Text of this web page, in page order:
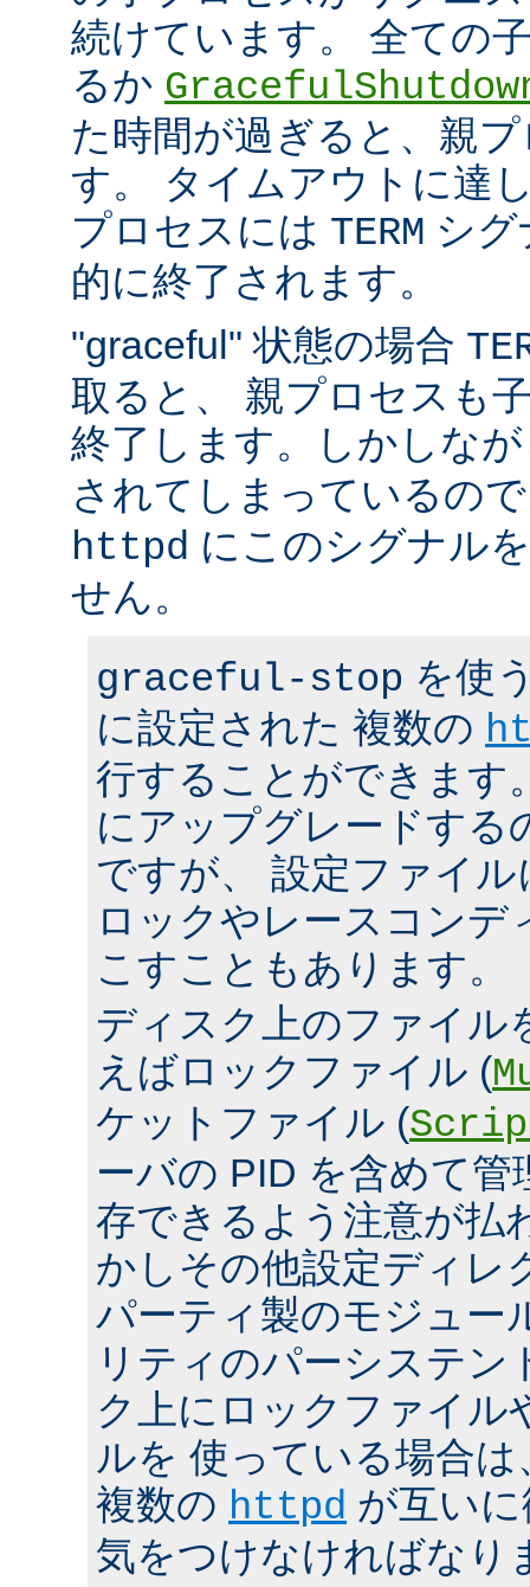
続けています。 全ての
るか
た時間が過ぎると、親
す。 タイムアウトに達
プロセスには TERM シ
的に終了されます。
"graceful" 状態の場合
取ると、 親プロセスも
終了します。しかしな
されてしまっているの
httpd にこのシグナル
せん。
graceful-stop を使
に設定された 複数の
行することができます
にアップグレードする
ですが、 設定ファイ
ロックやレースコンデ
こすこともあります。
ディスク上のファイル
えばロックファイル (
ケットファイル (
ーバの PID を含めて
存できるよう注意が払
かしその他設定ディレ
パーティ製のモジュー
リティのパーシステン
ク上にロックファイル
ルを 使っている場合
複数の httpd が互い
気をつけなければなり